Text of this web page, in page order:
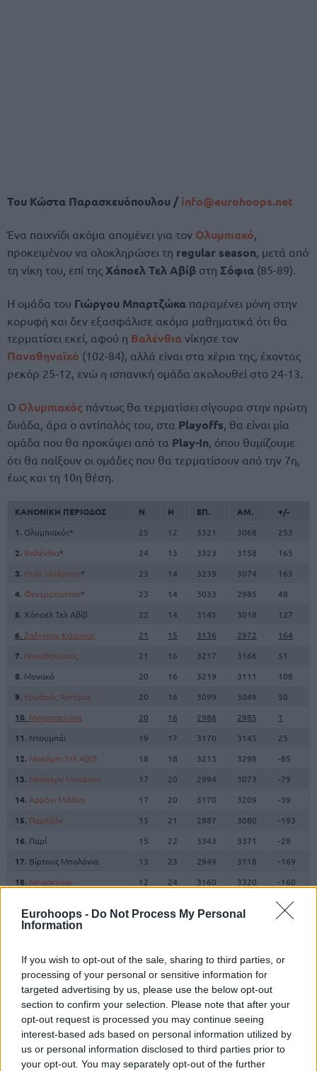
Eurohoops - Do Not Process My Personal
Information
If you wish to opt-out of the sale, sharing to third parties, or
processing of your personal or sensitive information for
targeted advertising by us, please use the below opt-out
section to confirm your selection. Please note that after your
opt-out request is processed you may continue seeing
interest-based ads based on personal information utilized by
us or personal information disclosed to third parties prior to
your opt-out. You may separately opt-out of the further
Του Κώστα Παρασκευόπουλου / info@eurohoops.net
Ένα παιχνίδι ακόμα απομένει για τον Ολυμπιακό,
προκειμένου να ολοκληρώσει τη regular season, μετά από
τη νίκη του, επί της Χάποελ Τελ Αβίβ στη Σόφια (85-89).
Η ομάδα του Γιώργου Μπαρτζώκα παραμένει μόνη στην
κορυφή και δεν εξασφάλισε ακόμα μαθηματικά ότι θα
τερματίσει εκεί, αφού η Βαλένθια νίκησε τον
Παναθηναϊκό (102-84), αλλά είναι στα χέρια της, έχοντας
ρεκόρ 25-12, ενώ η ισπανική ομάδα ακολουθεί στο 24-13.
Ο Ολυμπιακός πάντως θα τερματίσει σίγουρα στην πρώτη
δυάδα, άρα ο αντίπαλός του, στα Playoffs , θα είναι μία
ομάδα που θα προκύψει από τα Play-In , όπου θυμίζουμε
ότι θα παίξουν οι ομάδες που θα τερματίσουν από την 7η,
έως και τη 10η θέση.
ΚΑΝΟΝΙΚΗ ΠΕΡΙΟΔΟΣ Ν Η ΕΠ. ΑΜ.
+/-
1. Ολυμπιακός* 25 12 3321 3068
253
2. Βαλένθια* 24 13 3323 3158
165
3. Ρεάλ Μαδρίτης* 23 14 3239 3074
165
4. Φενέρμπαχτσε* 23 14 3033 2985
48
5. Χάποελ Τελ Αβίβ 22 14 3145 3018
127
6. Ζαλγκίρις Κάουνας 21 15 3136 2972
164
7. Παναθηναϊκός 21 16 3217 3166
51
8. Μονακό 20 16 3219 3111
108
9. Ερυθρός Αστέρας 20 16 3099 3049
50
10. Μπαρτσελόνα 20 16 2986 2985
1
11. Ντουμπάι 19 17 3170 3145
25
12. Μακάμπι Τελ Αβίβ 18 18 3213 3298
-85
13. Μπάγερν Μονάχου 17 20 2994 3073
-79
14. Αρμάνι Μιλάνο 17 20 3170 3209
-39
15. Παρτιζάν 15 21 2887 3080
-193
16. Παρί 15 22 3343 3371
-28
17. Βίρτους Μπολόνια 13 23 2949 3118
-169
18. Μπασκόνια 12 24 3160 3320
-160
-141
20.Βιλερμπάν -263
✳ Προκρίθηκαν
ℹ 30ή αγων.:Μακάμπι Τελ Αβίβ– Χάποελ Τελ Αβίβ 12/4
22:15 (στο Βελιγράδι)
ℹ 1η-6η θέση: Πρόκριση στα playoffs | 1η-4η θέση:
Πλεονέκτημα έδρας στα playoffs | 7η-10η θέση: Πρόκριση
στο Play-In Showdown